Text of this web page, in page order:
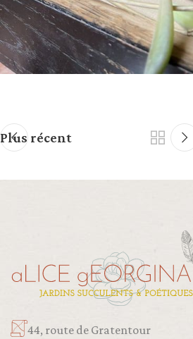
Plus récent
44, route de Gratentour